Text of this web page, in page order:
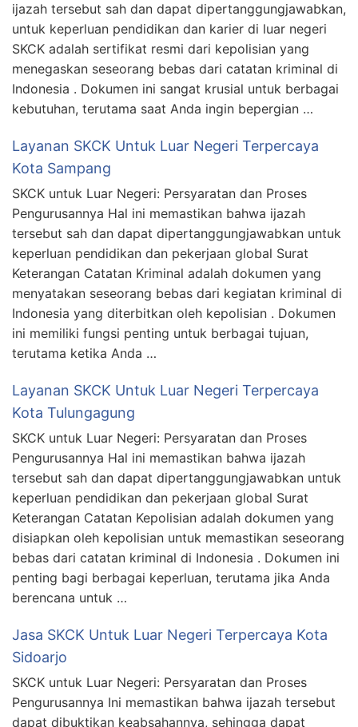
ijazah tersebut sah dan dapat dipertanggungjawabkan,
untuk keperluan pendidikan dan karier di luar negeri
SKCK adalah sertifikat resmi dari kepolisian yang
menegaskan seseorang bebas dari catatan kriminal di
Indonesia . Dokumen ini sangat krusial untuk berbagai
kebutuhan, terutama saat Anda ingin bepergian …
Layanan SKCK Untuk Luar Negeri Terpercaya
Kota Sampang
SKCK untuk Luar Negeri: Persyaratan dan Proses
Pengurusannya Hal ini memastikan bahwa ijazah
tersebut sah dan dapat dipertanggungjawabkan untuk
keperluan pendidikan dan pekerjaan global Surat
Keterangan Catatan Kriminal adalah dokumen yang
menyatakan seseorang bebas dari kegiatan kriminal di
Indonesia yang diterbitkan oleh kepolisian . Dokumen
ini memiliki fungsi penting untuk berbagai tujuan,
terutama ketika Anda …
Layanan SKCK Untuk Luar Negeri Terpercaya
Kota Tulungagung
SKCK untuk Luar Negeri: Persyaratan dan Proses
Pengurusannya Hal ini memastikan bahwa ijazah
tersebut sah dan dapat dipertanggungjawabkan untuk
keperluan pendidikan dan pekerjaan global Surat
Keterangan Catatan Kepolisian adalah dokumen yang
disiapkan oleh kepolisian untuk memastikan seseorang
bebas dari catatan kriminal di Indonesia . Dokumen ini
penting bagi berbagai keperluan, terutama jika Anda
berencana untuk …
Jasa SKCK Untuk Luar Negeri Terpercaya Kota
Sidoarjo
SKCK untuk Luar Negeri: Persyaratan dan Proses
Pengurusannya Ini memastikan bahwa ijazah tersebut
dapat dibuktikan keabsahannya, sehingga dapat